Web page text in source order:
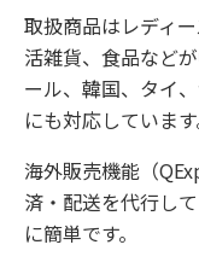
取扱商品はレディ
活雑貨、食品など
ール、韓国、タイ
にも対応しています
海外販売機能（
済・配送を代行し
に簡単です。